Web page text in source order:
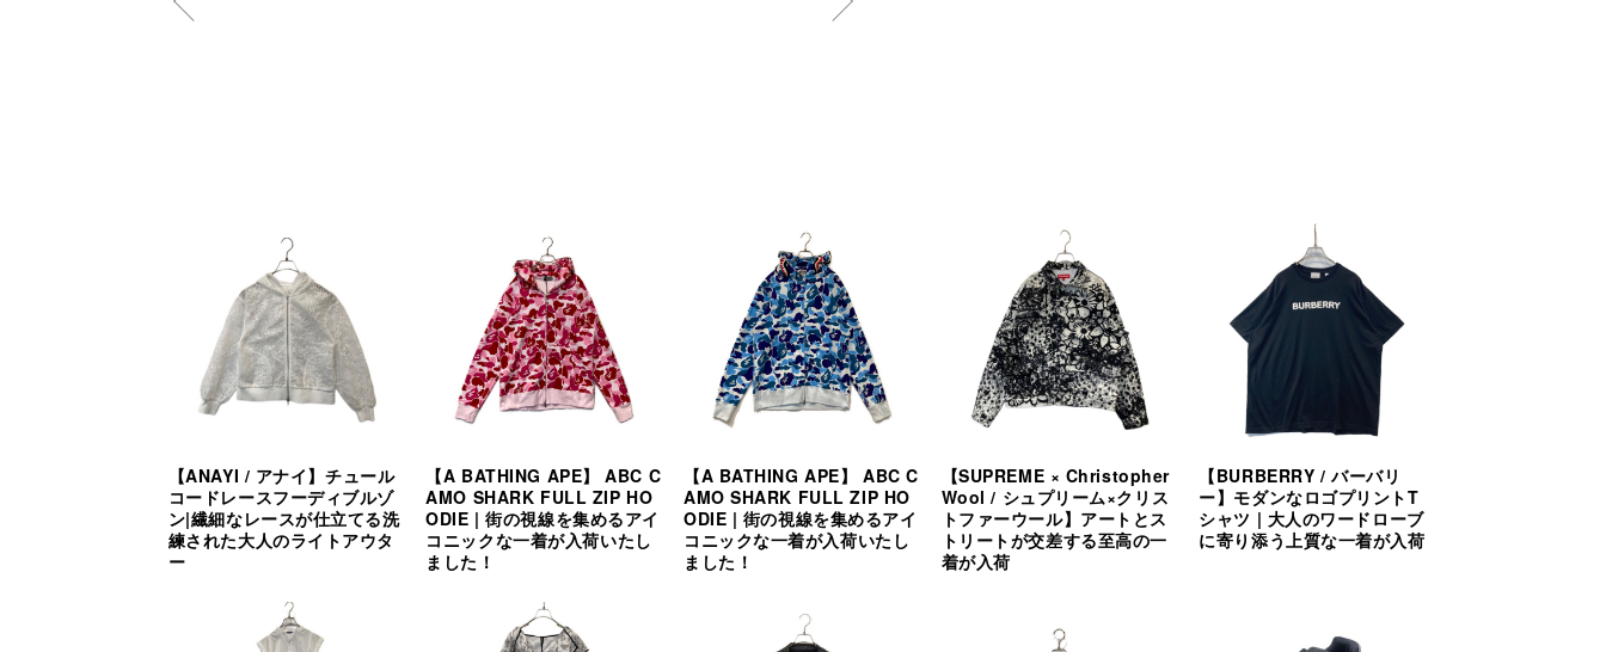
【ANAYI / アナイ】チュール
コードレースフーディブルゾ
ン|繊細なレースが仕立てる洗
練された大人のライトアウタ
ー
【A BATHING APE】 ABC C
AMO SHARK FULL ZIP HO
ODIE | 街の視線を集めるアイ
コニックな一着が入荷いたし
ました！
【A BATHING APE】 ABC C
AMO SHARK FULL ZIP HO
ODIE | 街の視線を集めるアイ
コニックな一着が入荷いたし
ました！
【SUPREME × Christopher
Wool / シュプリーム×クリス
トファーウール】アートとス
トリートが交差する至高の一
着が入荷
【BURBERRY / バーバリ
ー】モダンなロゴプリントT
シャツ | 大人のワードローブ
に寄り添う上質な一着が入荷